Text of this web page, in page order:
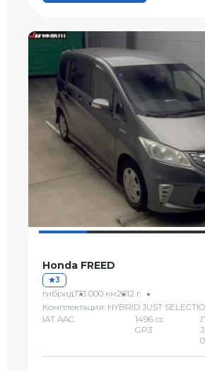
Honda FREED
3
гибрид173 000 км2012 г.
Комплектация: HYBRID JUST
IAT AAC
1496 сс
GP3